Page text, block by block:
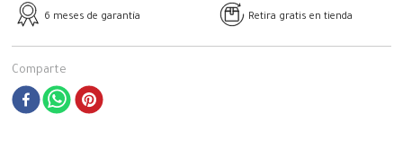
6 meses de garantía Retira gratis en tienda
Comparte